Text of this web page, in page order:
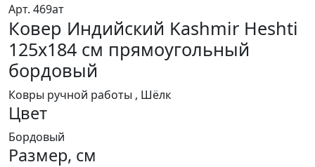
Арт. 469ат
Ковер Индийский Kashmir Heshti
125x184 см прямоугольный
бордовый
Ковры ручной работы , Шёлк
Цвет
Бордовый
Размер, см